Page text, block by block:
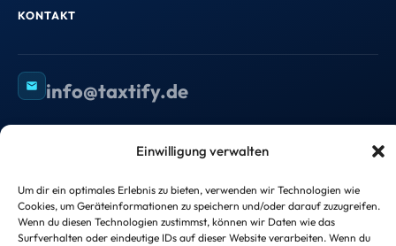
Einwilligung verwalten
Um dir ein optimales Erlebnis zu bieten, verwenden wir Technologien wie
Cookies, um Geräteinformationen zu speichern und/oder darauf zuzugreifen.
Wenn du diesen Technologien zustimmst, können wir Daten wie das
Surfverhalten oder eindeutige IDs auf dieser Website verarbeiten. Wenn du
KONTAKT
info@taxtify.de
ImpressumDatenschutzerklärung